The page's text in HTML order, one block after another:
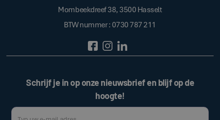
Mombeekdreef 38, 3500 Hasselt
BTW nummer : 0730 787 211
Schrijf je in op onze nieuwsbrief en blijf op de
hoogte!